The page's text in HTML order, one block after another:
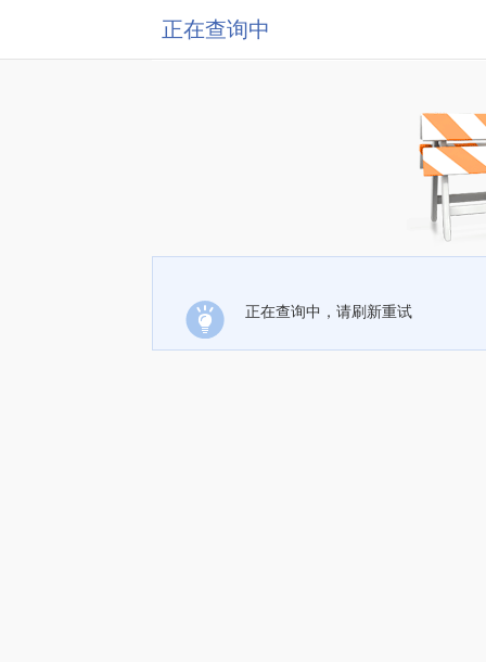
正在查询中
正在查询中，请刷新重试